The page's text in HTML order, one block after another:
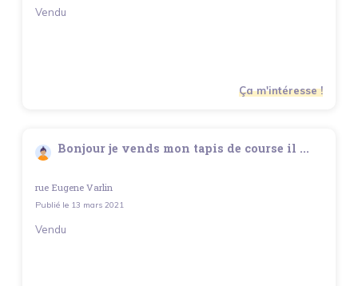
Vendu
Ça m'intéresse !
Bonjour je vends mon tapis de course il ...
rue Eugene Varlin
Publié le 13 mars 2021
Vendu